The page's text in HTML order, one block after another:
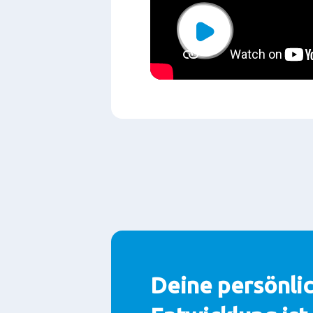
Play
Deine